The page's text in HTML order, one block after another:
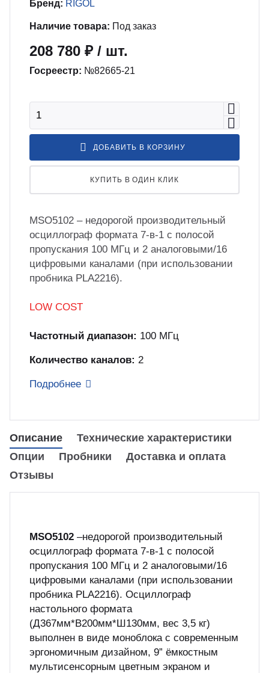
ПО для автоматизации
оборудования
измерительного оборудования
цикл сборочных работ «под
безопасной и эффективной
с оборудованием
Бренд: RIGOL
Наличие товара: Под заказ
208 780 ₽ / шт.
Госреестр: №82665-21
ДОБАВИТЬ В КОРЗИНУ
КУПИТЬ В ОДИН КЛИК
MSO5102 – недорогой производительный
осциллограф формата 7-в-1 с полосой
пропускания 100 МГц и 2 аналоговыми/16
цифровыми каналами (при использовании
пробника PLA2216).
LOW COST
Частотный диапазон: 100 МГц
Количество каналов: 2
Подробнее
Описание
Технические характеристики
Опции
Пробники
Доставка и оплата
Отзывы
MSO5102 –недорогой производительный
осциллограф формата 7-в-1 с полосой
пропускания 100 МГц и 2 аналоговыми/16
цифровыми каналами (при использовании
пробника PLA2216). Осциллограф
настольного формата
(Д367мм*В200мм*Ш130мм, вес 3,5 кг)
выполнен в виде моноблока с современным
эргономичным дизайном, 9” ёмкостным
мультисенсорным цветным экраном и